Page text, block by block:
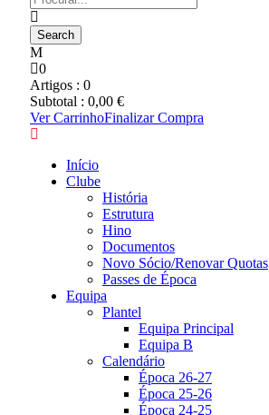
0
Artigos : 0
Subtotal : 0,00 €
Ver CarrinhoFinalizar Compra
Início
Clube
História
Estrutura
Hino
Documentos
Novo Sócio/Renovar Quotas
Passes de Época
Equipa
Plantel
Equipa Principal
Equipa B
Calendário
Época 26-27
Época 25-26
Época 24-25